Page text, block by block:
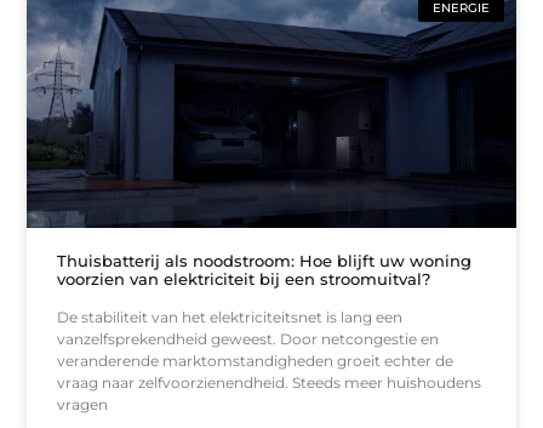
ENERGIE
Thuisbatterij als noodstroom: Hoe blijft uw woning
voorzien van elektriciteit bij een stroomuitval?
De stabiliteit van het elektriciteitsnet is lang een
vanzelfsprekendheid geweest. Door netcongestie en
veranderende marktomstandigheden groeit echter de
vraag naar zelfvoorzienendheid. Steeds meer huishoudens
vragen